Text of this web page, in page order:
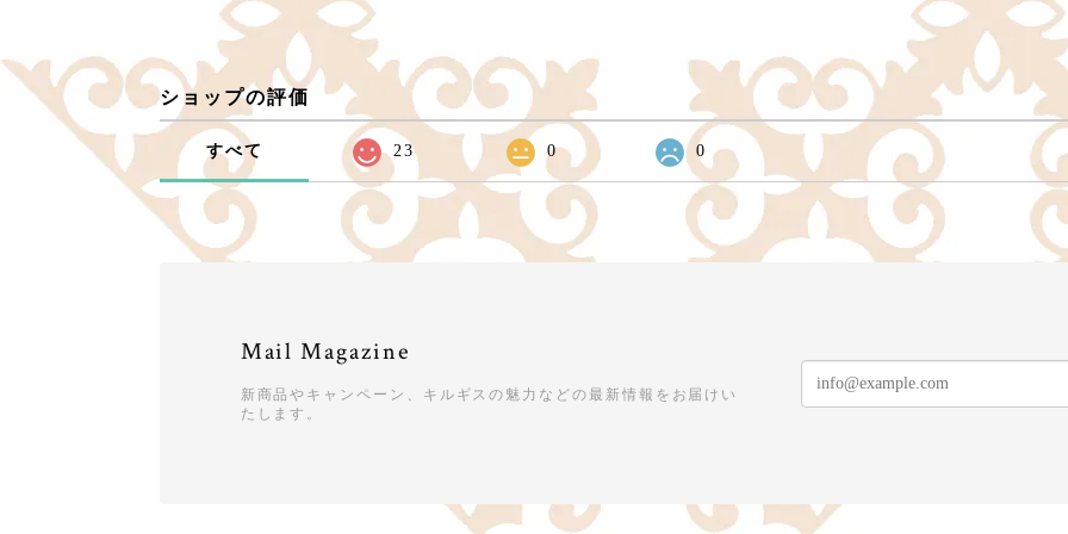
ショップの評価
すべて 23 0 0
Mail Magazine
新商品やキャンペーン、キルギスの魅力などの最新情報をお届けい
たします。